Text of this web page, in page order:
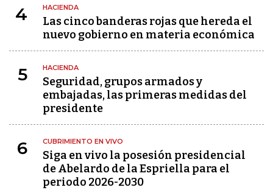
4 HACIENDA
Las cinco banderas rojas que hereda el
nuevo gobierno en materia económica
5 HACIENDA
Seguridad, grupos armados y
embajadas, las primeras medidas del
presidente
6 CUBRIMIENTO EN VIVO
Siga en vivo la posesión presidencial
de Abelardo de la Espriella para el
periodo 2026-2030